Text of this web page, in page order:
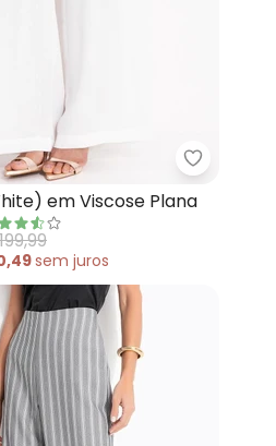
Claro) Modelo Clochard
Quintess
em Viscose Plana
sem juros